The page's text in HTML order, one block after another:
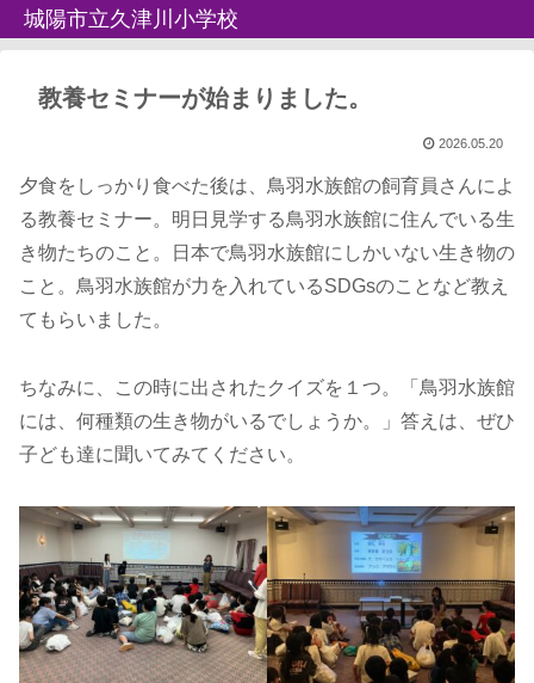
城陽市立久津川小学校
教養セミナーが始まりました。
2026.05.20
夕食をしっかり食べた後は、鳥羽水族館の飼育員さんによ
る教養セミナー。明日見学する鳥羽水族館に住んでいる生
き物たちのこと。日本で鳥羽水族館にしかいない生き物の
こと。鳥羽水族館が力を入れているSDGsのことなど教え
てもらいました。
ちなみに、この時に出されたクイズを１つ。「鳥羽水族館
には、何種類の生き物がいるでしょうか。」答えは、ぜひ
子ども達に聞いてみてください。